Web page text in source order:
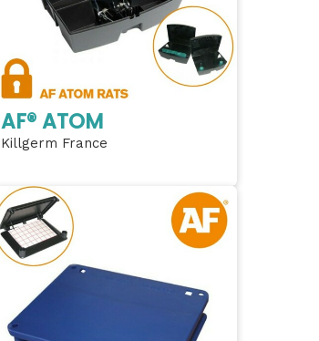
AF® ATOM
Killgerm France